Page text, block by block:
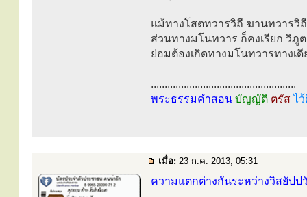
แม้ทางโสตทวารวิถี ฆานทวารวิ
ส่วนทางมโนทวาร ก็คงเรียก วิ
ย่อมต้องเกิดทางมโนทวารทางเ
.....................................................
พระธรรมคำสอน บัญญัติ ตรัสไ
เมื่อ: 23 ก.ค. 2013, 05:31
ความแตกต่างกันระหว่างวิสยัปป